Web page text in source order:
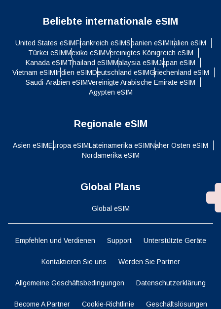
Beliebte internationale eSIM
United States eSIMFrankreich eSIMSpanien eSIMItalien eSIM
Türkei eSIMMexiko eSIMVereinigtes Königreich eSIM
Kanada eSIMThailand eSIMMalaysia eSIMJapan eSIM
Vietnam eSIMIndien eSIMDeutschland eSIMGriechenland eSIM
Saudi-Arabien eSIMVereinigte Arabische Emirate eSIM
Ägypten eSIM
Regionale eSIM
Asien eSIMEuropa eSIMLateinamerika eSIMNaher Osten eSIM
Nordamerika eSIM
Global Plans
Global eSIM
Empfehlen und Verdienen Support Unterstützte Geräte
Kontaktieren Sie uns Werden Sie Partner
Allgemeine Geschäftsbedingungen Datenschutzerklärung
Become A Partner Cookie-Richtlinie Geschäftslösungen